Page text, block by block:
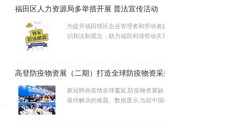
福田区人力资源局多举措开展 普法宣传活动
为提升福田辖区企业管理者和劳动者的法律意
识和法制观念，助力福田和谐劳动关系建…...
高登防疫物资展（二期）打造全球防疫物资采购平台
新冠肺炎疫情全球蔓延,防疫物资紧缺成为各国
亟待解决的难题。数据显示,当前中国出…...